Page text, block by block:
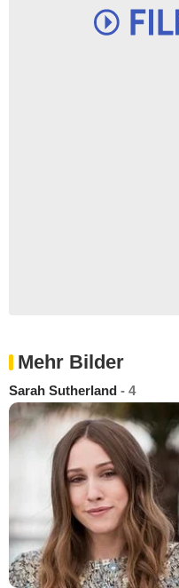
Mehr Bilder
Sarah Sutherland - 4